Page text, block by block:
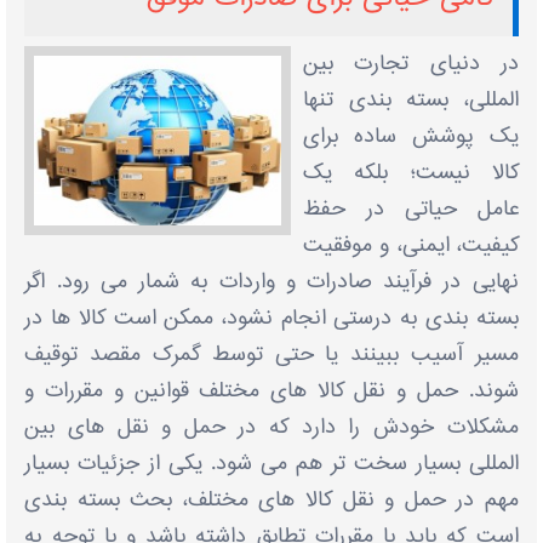
در دنیای تجارت بین
‌المللی، بسته ‌بندی تنها
یک پوشش ساده برای
کالا نیست؛ بلکه یک
عامل حیاتی در حفظ
کیفیت، ایمنی، و موفقیت
نهایی در فرآیند صادرات و واردات به شمار می‌ رود. اگر
بسته ‌بندی به درستی انجام نشود، ممکن است کالا ها در
مسیر آسیب ببینند یا حتی توسط گمرک مقصد توقیف
شوند. حمل و نقل کالا های مختلف قوانین و مقررات و
مشکلات خودش را دارد که در حمل و نقل‌ های بین‌
المللی بسیار سخت‌ تر هم می‌ شود. یکی از جزئیات بسیار
مهم در حمل و نقل کالا های مختلف، بحث بسته بندی